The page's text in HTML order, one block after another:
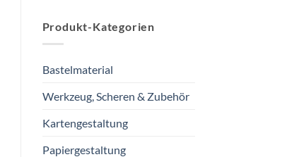
Produkt-Kategorien
Bastelmaterial
Werkzeug, Scheren & Zubehör
Kartengestaltung
Papiergestaltung